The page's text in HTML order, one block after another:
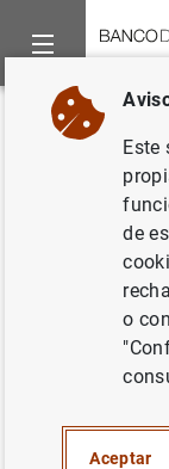
Inicio Noticias y
Volver
valores
Marzo
SITUACIÓN
ESPAÑA
Este
de
o
Aceptar